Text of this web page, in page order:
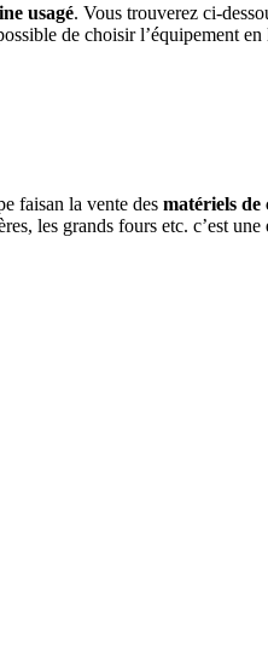
usagé. Vous trouverez ci-
de choisir l’équipement en
faisan la vente des matériels de
les grands fours etc. c’est